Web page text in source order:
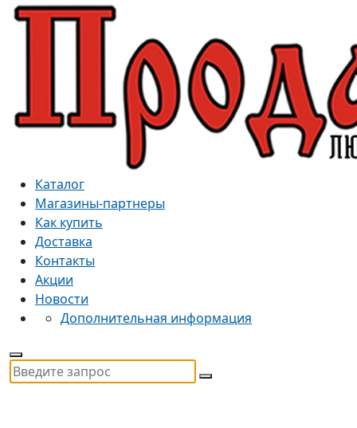
Каталог
Магазины-партнеры
Как купить
Доставка
Контакты
Акции
Новости
Дополнительная информация